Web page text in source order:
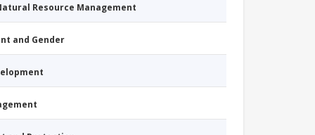
Resource Management
and Gender